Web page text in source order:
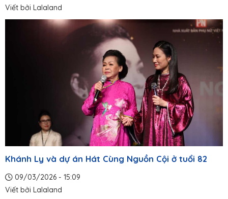
Viết bởi Lalaland
Khánh Ly và dự án Hát Cùng Nguồn Cội ở tuổi 82
09/03/2026 - 15:09
Viết bởi Lalaland